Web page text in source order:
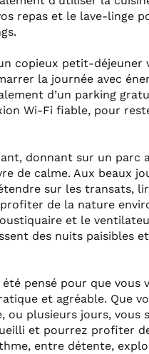
repas et le lave-linge
copieux petit-déjeuner
la journée avec
d’un parking
Wi-Fi fiable, pour
donnant sur un parc
de calme. Aux beaux
sur les transats,
de la nature
et le
des nuits paisibles et
pensé pour que vous
et agréable. Que
ou plusieurs jours, vous
et pourrez profiter de
entre détente,